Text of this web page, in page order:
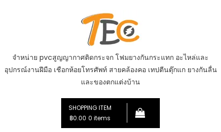
จำหน่าย pvcสูญญากาศติดกระจก โฟมยางกันกระแทก อะไหล่และ
อุปกรณ์งานฝีมือ เชือกห้อยโทรศัพท์ สายคล้องคอ เทปตีนตุ๊กแก ยางกันลื่น
และของตกแต่งบ้าน
SHOPPING ITEM
฿0.00 0 items